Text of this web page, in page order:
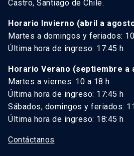
Castro, Santiago de Chile.
Horario Invierno (abril a
Martes a domingos y feriados:
Última hora de ingreso: 17:45 h
Horario Verano (septiembre a
Martes a viernes: 10 a 18 h
Última hora de ingreso: 17:45 h
Sábados, domingos y feriados:
Última hora de ingreso: 18:45 h
Contáctanos